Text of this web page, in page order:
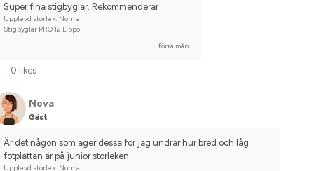
Super fina stigbyglar. Rekommenderar
Upplevd storlek: Normal
Stigbyglar PRO 12 Lippo
förra mån.
0 likes
Nova
Gäst
Är det någon som äger dessa för jag undrar hur bred och låg
fotplattan är på junior storleken.
Upplevd storlek: Normal